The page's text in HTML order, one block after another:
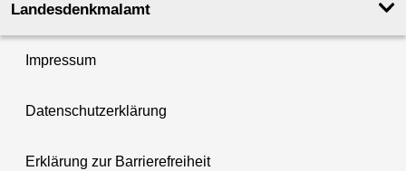
Landesdenkmal­amt
Impressum
Datenschutzerklärung
Erklärung zur Barrierefreiheit